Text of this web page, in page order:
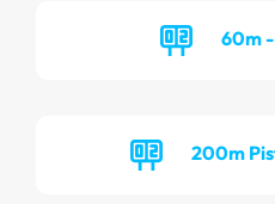
60m -
200m